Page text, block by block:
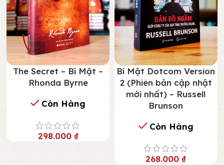
The Secret – Bí Mật –
Rhonda Byrne
Còn Hàng
298.000 ₫
Bí Mật Dotcom Version
2 (Phiên bản cập nhật
mới nhất) – Russell
Brunson
Còn Hàng
268.000₫